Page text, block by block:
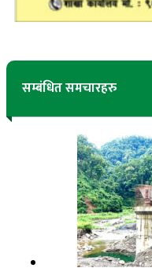
सम्बंधित समचारहरु